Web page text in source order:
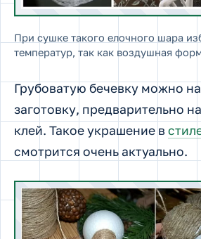
При сушке такого елочного шара
температур, так как воздушная
Грубоватую бечевку можно
заготовку, предварительно
клей. Такое украшение в
смотрится очень актуально.